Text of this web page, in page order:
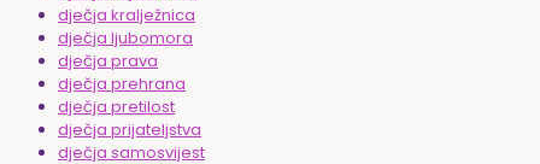
dječja kralježnica
dječja ljubomora
dječja prava
dječja prehrana
dječja pretilost
dječja prijateljstva
dječja samosvijest